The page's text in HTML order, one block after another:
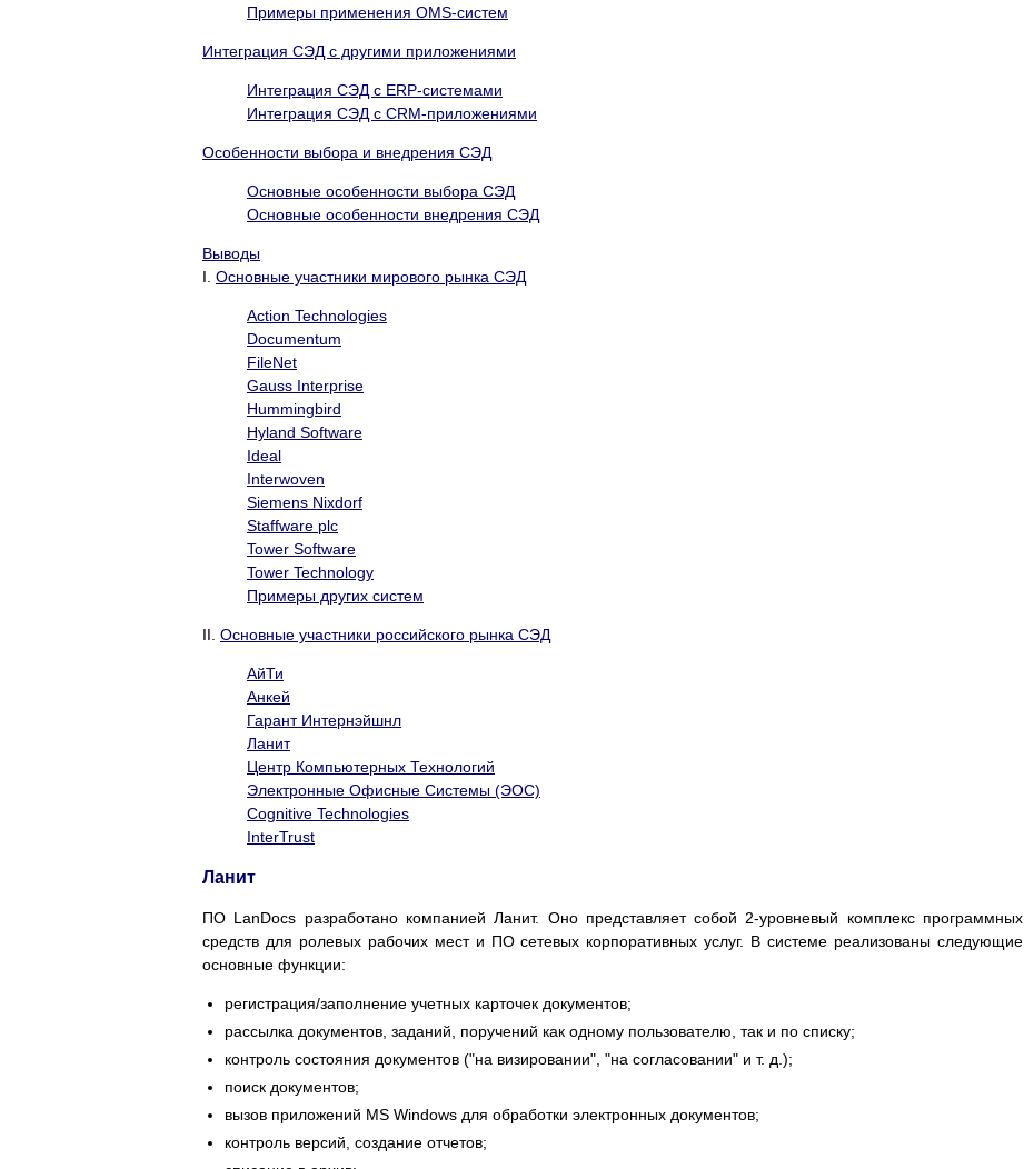
Примеры применения OMS-систем
Интеграция СЭД с другими приложениями
Интеграция СЭД с ERP-системами
Интеграция СЭД с CRM-приложениями
Особенности выбора и внедрения СЭД
Основные особенности выбора СЭД
Основные особенности внедрения СЭД
Выводы
I. Основные участники мирового рынка СЭД
Action Technologies
Documentum
FileNet
Gauss Interprise
Hummingbird
Hyland Software
Ideal
Interwoven
Siemens Nixdorf
Staffware plc
Tower Software
Tower Technology
Примеры других систем
II. Основные участники российского рынка СЭД
АйТи
Анкей
Гарант Интернэйшнл
Ланит
Центр Компьютерных Технологий
Электронные Офисные Системы (ЭОС)
Cognitive Technologies
InterTrust
Ланит
ПО LanDocs разработано компанией Ланит. Оно представляет собой 2-уровневый комплекс программных
средств для ролевых рабочих мест и ПО сетевых корпоративных услуг. В системе реализованы следующие
основные функции:
регистрация/заполнение учетных карточек документов;
рассылка документов, заданий, поручений как одному пользователю, так и по списку;
контроль состояния документов ("на визировании", "на согласовании" и т. д.);
поиск документов;
вызов приложений MS Windows для обработки электронных документов;
контроль версий, создание отчетов;